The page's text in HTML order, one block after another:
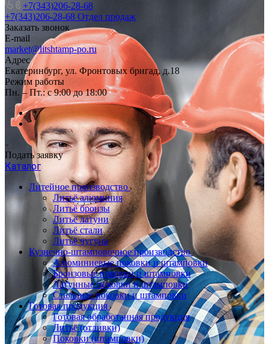
+7(343)206-28-68
+7(343)206-28-68 Отдел продаж
Заказать звонок
E-mail
market@litshtamp-po.ru
Адрес
Екатеринбург, ул. Фронтовых бригад, д.18
Режим работы
Пн. – Пт.: с 9:00 до 18:00
Подать заявку
Каталог
Литейное производство
Литьё алюминия
Литьё бронзы
Литьё латуни
Литьё стали
Литьё чугуна
Кузнечно-штамповочное производство
Алюминиевые поковки и штамповки
Бронзовые поковки и штамповки
Латунные поковки и штамповки
Стальные поковки и штамповки
Готовая продукция
Готовая обработанная продукция
Литьё (отливки)
Поковки (штамповки)